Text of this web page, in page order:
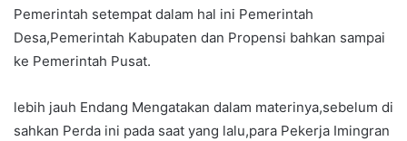
Pemerintah setempat dalam hal ini Pemerintah
Desa,Pemerintah Kabupaten dan Propensi bahkan sampai
ke Pemerintah Pusat.
lebih jauh Endang Mengatakan dalam materinya,sebelum di
sahkan Perda ini pada saat yang lalu,para Pekerja Imingran